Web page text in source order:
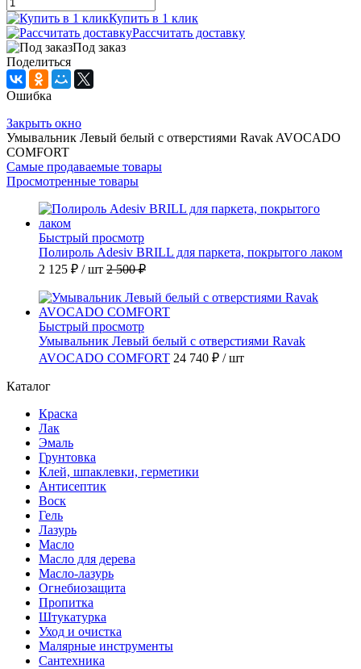
Купить в 1 клик
Рассчитать доставку
Под заказ
Поделиться
Ошибка
Закрыть окно
Умывальник Левый белый с отвеpстиями Ravak AVOCADO
COMFORT
Самые продаваемые товары
Просмотренные товары
Быстрый просмотр
Полироль Adesiv BRILL для паркета, покрытого лаком
2 125 ₽ / шт 2 500 ₽
Быстрый просмотр
Умывальник Левый белый с отвеpстиями Ravak
AVOCADO COMFORT 24 740 ₽ / шт
Каталог
Краска
Лак
Эмаль
Грунтовка
Клей, шпаклевки, герметики
Антисептик
Воск
Гель
Лазурь
Масло
Масло для дерева
Масло-лазурь
Огнебиозащита
Пропитка
Штукатурка
Уход и очистка
Малярные инструменты
Сантехника